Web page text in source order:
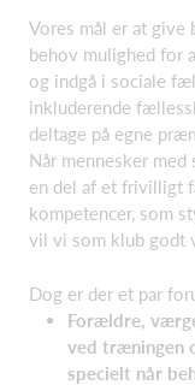
Vores mål er at give
behov mulighed for
og indgå i sociale
inkluderende
deltage på egne
Når mennesker
en del af et frivilligt
kompetencer, som
vil vi som klub godt
Dog er der et par
Forældre,
ved træningen
specielt når